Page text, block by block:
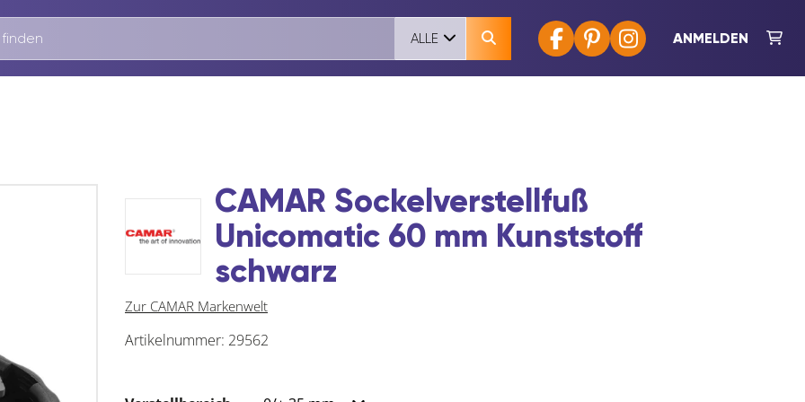
ANMELDEN
ALLE
CAMAR Sockelverstellfuß
Unicomatic 60 mm Kunststoff
schwarz
Zur CAMAR Markenwelt
Artikelnummer: 29562